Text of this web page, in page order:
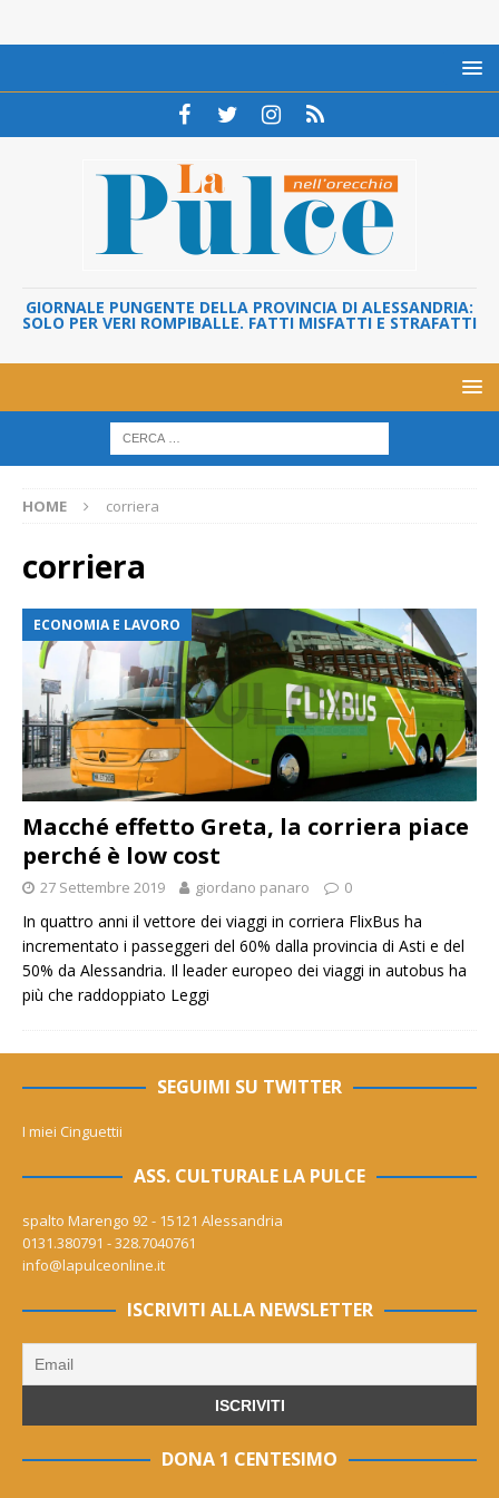
GIORNALE PUNGENTE DELLA PROVINCIA DI ALESSANDRIA:
SOLO PER VERI ROMPIBALLE. FATTI MISFATTI E STRAFATTI
HOME corriera
corriera
ECONOMIA E LAVORO
Macché effetto Greta, la corriera piace
perché è low cost
27 Settembre 2019 giordano panaro 0
In quattro anni il vettore dei viaggi in corriera FlixBus ha
incrementato i passeggeri del 60% dalla provincia di Asti e del
50% da Alessandria. Il leader europeo dei viaggi in autobus ha
più che raddoppiato Leggi
SEGUIMI SU TWITTER
I miei Cinguettii
ASS. CULTURALE LA PULCE
spalto Marengo 92 - 15121 Alessandria
0131.380791 - 328.7040761
info@lapulceonline.it
ISCRIVITI ALLA NEWSLETTER
DONA 1 CENTESIMO